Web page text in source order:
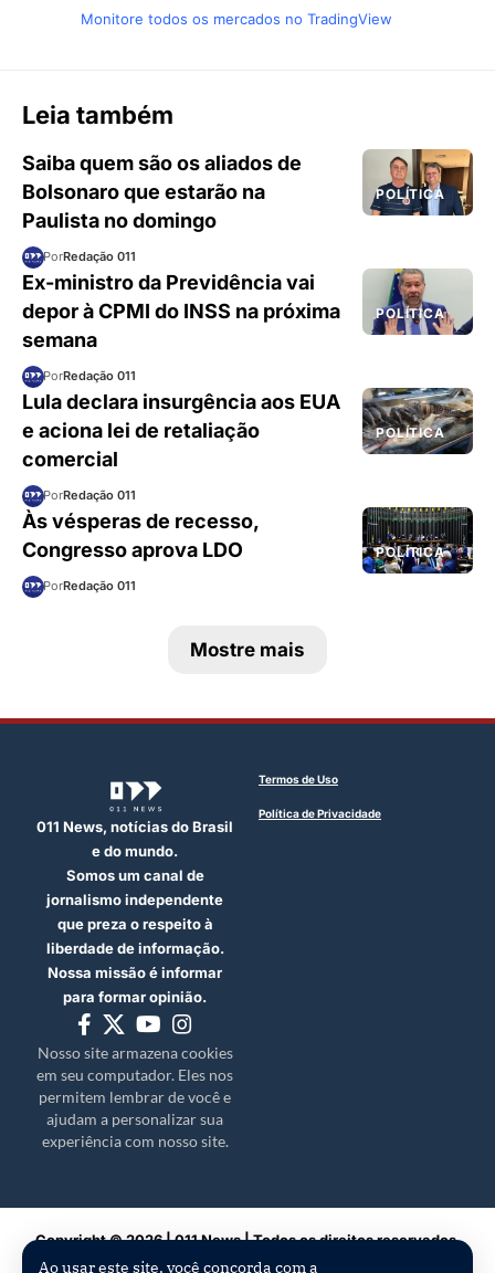
Ao usar este site, você concorda com a
Monitore todos os mercados no TradingView
Leia também
POLÍTICA
Saiba quem são os aliados de
Bolsonaro que estarão na
Paulista no domingo
PorRedação 011
POLÍTICA
Ex-ministro da Previdência vai
depor à CPMI do INSS na próxima
semana
PorRedação 011
POLÍTICA
Lula declara insurgência aos EUA
e aciona lei de retaliação
comercial
PorRedação 011
POLÍTICA
Às vésperas de recesso,
Congresso aprova LDO
PorRedação 011
Mostre mais
011 News, notícias do Brasil
e do mundo.
Somos um canal de
jornalismo independente
que preza o respeito à
liberdade de informação.
Nossa missão é informar
para formar opinião.
Nosso site armazena cookies
em seu computador. Eles nos
permitem lembrar de você e
ajudam a personalizar sua
experiência com nosso site.
Termos de Uso
Política de Privacidade
Copyright © 2026 | 011 News | Todos os direitos reservados.